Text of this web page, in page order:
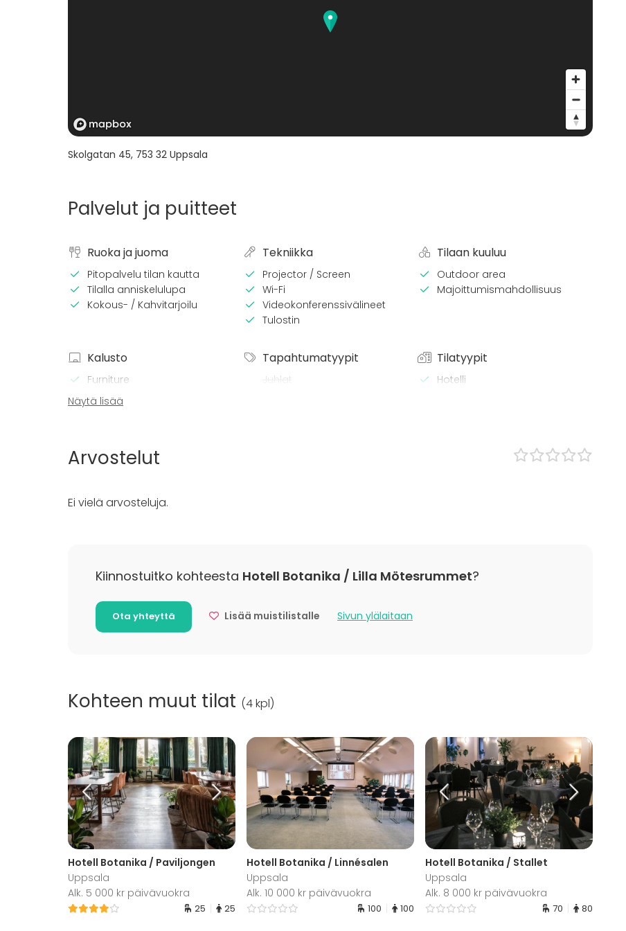
Skolgatan 45, 753 32 Uppsala
Palvelut ja puitteet
Ruoka ja juoma
Pitopalvelu tilan kautta
Tilalla anniskelulupa
Kokous- / Kahvitarjoilu
Tekniikka
Projector / Screen
Wi-Fi
Videokonferenssivälineet
Tulostin
Tilaan kuuluu
Outdoor area
Majoittumismahdollisuus
Kalusto
Furniture
Astiasto
Fläppi- / Valkotaulu
Tapahtumatyypit
Juhlat
Tilatyypit
Hotelli
Näytä lisää
Arvostelut
Ei vielä arvosteluja.
Kiinnostuitko kohteesta Hotell Botanika / Lilla Mötesrummet?
Ota yhteyttä Lisää muistilistalle Sivun ylälaitaan
Kohteen muut tilat (4 kpl)
Hotell Botanika / Paviljongen
Uppsala
Alk. 5 000 kr päivävuokra
25 25
Hotell Botanika / Linnésalen
Uppsala
Alk. 10 000 kr päivävuokra
100 100
Hotell Botanika / Stallet
Uppsala
Alk. 8 000 kr päivävuokra
70 80